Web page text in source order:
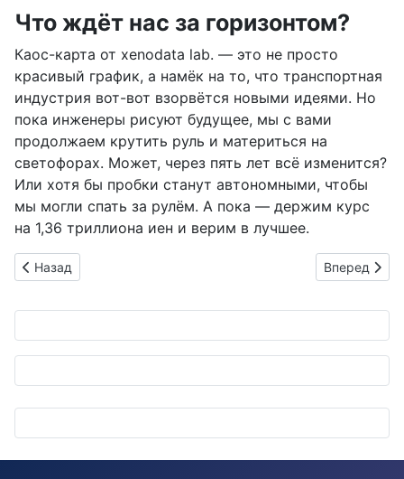
Что ждёт нас за горизонтом?
Каос-карта от xenodata lab. — это не просто
красивый график, а намёк на то, что транспортная
индустрия вот-вот взорвётся новыми идеями. Но
пока инженеры рисуют будущее, мы с вами
продолжаем крутить руль и материться на
светофорах. Может, через пять лет всё изменится?
Или хотя бы пробки станут автономными, чтобы
мы могли спать за рулём. А пока — держим курс
на 1,36 триллиона иен и верим в лучшее.
Предыдущий: Hyundai Mobis и Wind River объединяются:
Назад Следующий:
Вперед